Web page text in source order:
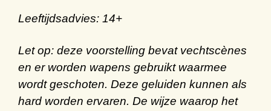
Leeftijdsadvies: 14+
Let op: deze voorstelling bevat vechtscènes
en er worden wapens gebruikt waarmee
wordt geschoten. Deze geluiden kunnen als
hard worden ervaren. De wijze waarop het